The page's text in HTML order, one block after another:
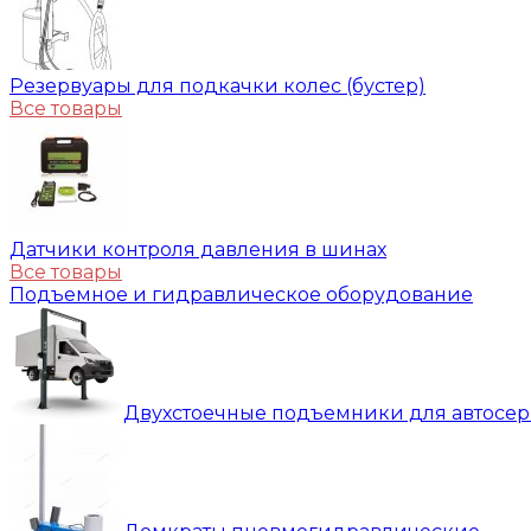
Резервуары для подкачки колес (бустер)
Все товары
Датчики контроля давления в шинах
Все товары
Подъемное и гидравлическое оборудование
Двухстоечные подъемники для